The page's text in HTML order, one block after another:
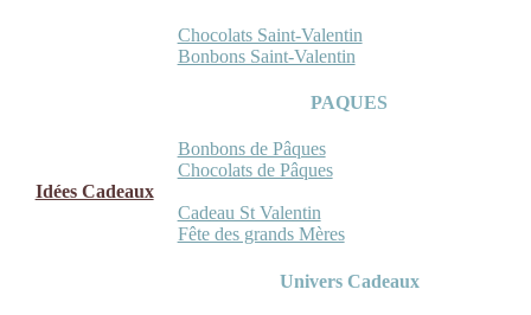
Chocolats Saint-Valentin
Bonbons Saint-Valentin
PAQUES
Bonbons de Pâques
Chocolats de Pâques
Idées Cadeaux
Cadeau St Valentin
Fête des grands Mères
Univers Cadeaux